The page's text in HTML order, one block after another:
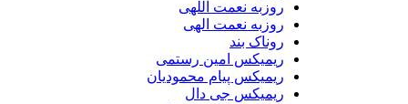
روزبه نعمت اللهی
روزبه نعمت الهی
روناک بند
ریمیکس امین رستمی
ریمیکس پیام محمودیان
ریمیکس جی دال